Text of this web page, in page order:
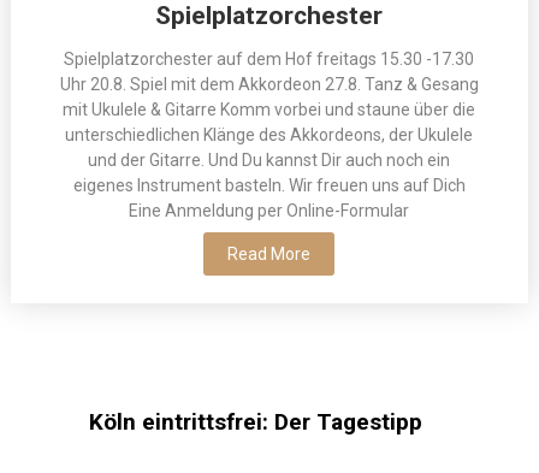
Spielplatzorchester
Spielplatzorchester auf dem Hof freitags 15.30 -17.30
Uhr 20.8. Spiel mit dem Akkordeon 27.8. Tanz & Gesang
mit Ukulele & Gitarre Komm vorbei und staune über die
unterschiedlichen Klänge des Akkordeons, der Ukulele
und der Gitarre. Und Du kannst Dir auch noch ein
eigenes Instrument basteln. Wir freuen uns auf Dich
Eine Anmeldung per Online-Formular
Read More
Köln eintrittsfrei: Der Tagestipp